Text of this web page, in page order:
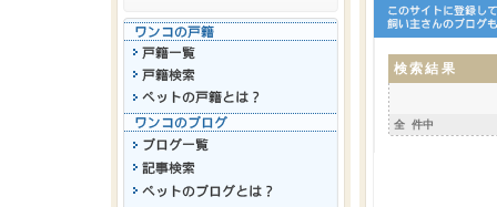
検索結果
全 件中